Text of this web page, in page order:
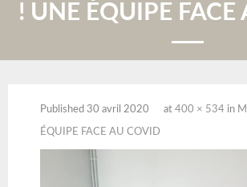
! UNE ÉQUIPE FACE
Published 30 avril 2020 at 400 × 534 in
ÉQUIPE FACE AU COVID